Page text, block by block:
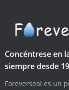
Concéntrese en
siempre desde
Foreverseal es un